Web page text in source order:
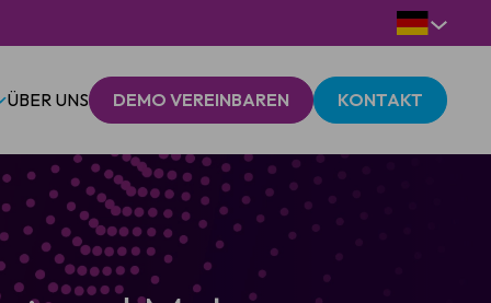
ÜBER UNS DEMO VEREINBAREN KONTAKT